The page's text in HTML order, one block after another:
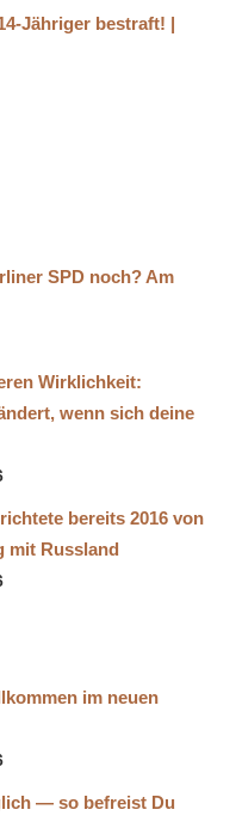
Jähriger bestraft! |
SPD noch? Am
Wirklichkeit:
wenn sich deine
bereits 2016 von
mit Russland
im neuen
— so befreist Du